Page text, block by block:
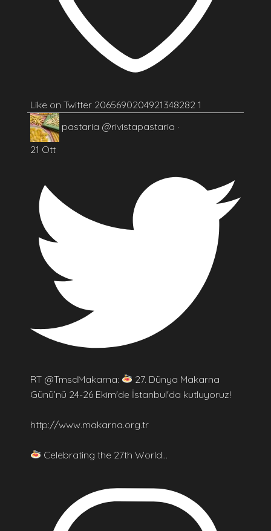
Like on Twitter 2065690204921348282 1
pastaria @rivistapastaria ·
21 Ott
RT @TmsdMakarna:
27. Dünya Makarna
Günü’nü 24-26 Ekim'de İstanbul'da kutluyoruz!
http://www.makarna.org.tr
Celebrating the 27th World…